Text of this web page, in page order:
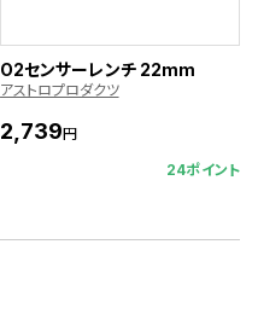
O2センサーレンチ 22mm
アストロプロダクツ
2,739円
24ポイント